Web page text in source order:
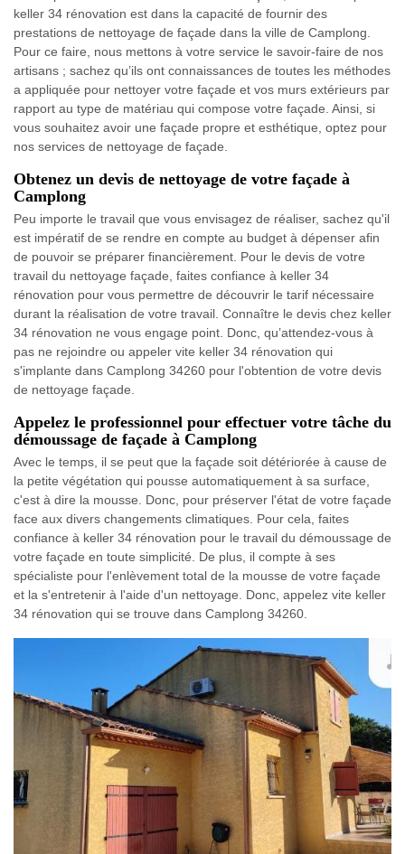
keller 34 rénovation est dans la capacité de fournir des
prestations de nettoyage de façade dans la ville de Camplong.
Pour ce faire, nous mettons à votre service le savoir-faire de nos
artisans ; sachez qu’ils ont connaissances de toutes les méthodes
a appliquée pour nettoyer votre façade et vos murs extérieurs par
rapport au type de matériau qui compose votre façade. Ainsi, si
vous souhaitez avoir une façade propre et esthétique, optez pour
nos services de nettoyage de façade.
Obtenez un devis de nettoyage de votre façade à
Camplong
Peu importe le travail que vous envisagez de réaliser, sachez qu'il
est impératif de se rendre en compte au budget à dépenser afin
de pouvoir se préparer financièrement. Pour le devis de votre
travail du nettoyage façade, faites confiance à keller 34
rénovation pour vous permettre de découvrir le tarif nécessaire
durant la réalisation de votre travail. Connaître le devis chez keller
34 rénovation ne vous engage point. Donc, qu’attendez-vous à
pas ne rejoindre ou appeler vite keller 34 rénovation qui
s'implante dans Camplong 34260 pour l'obtention de votre devis
de nettoyage façade.
Appelez le professionnel pour effectuer votre tâche du
démoussage de façade à Camplong
Avec le temps, il se peut que la façade soit détériorée à cause de
la petite végétation qui pousse automatiquement à sa surface,
c'est à dire la mousse. Donc, pour préserver l'état de votre façade
face aux divers changements climatiques. Pour cela, faites
confiance à keller 34 rénovation pour le travail du démoussage de
votre façade en toute simplicité. De plus, il compte à ses
spécialiste pour l'enlèvement total de la mousse de votre façade
et la s'entretenir à l'aide d'un nettoyage. Donc, appelez vite keller
34 rénovation qui se trouve dans Camplong 34260.